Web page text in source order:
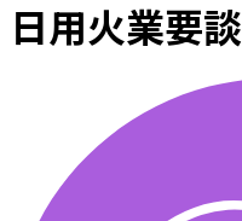
日用火業要談